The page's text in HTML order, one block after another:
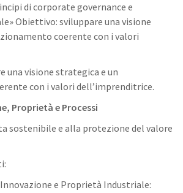
di corporate governance e
Obiettivo: sviluppare una visione
coerente con i valori
una visione strategica e un
con i valori dell’imprenditrice.
Proprietà e Processi
sostenibile e alla protezione del valore
e Proprietà Industriale: